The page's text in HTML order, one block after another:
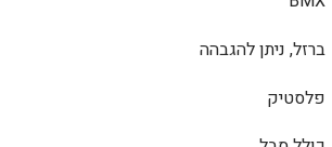
ברזל, ניתן להגבהה
פלסטיק